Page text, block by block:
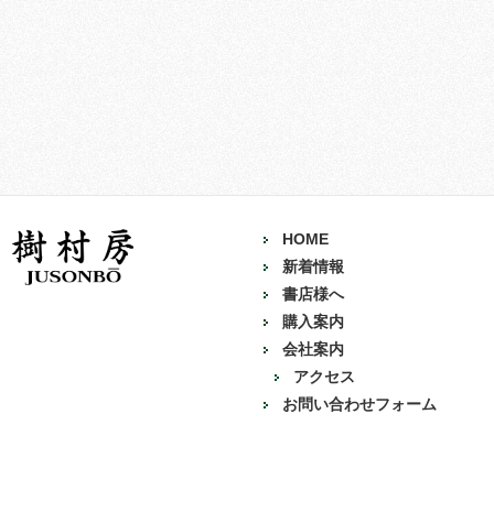
HOME
新着情報
書店様へ
購入案内
会社案内
アクセス
お問い合わせフォーム